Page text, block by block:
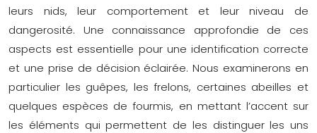
leurs nids, leur comportement et leur niveau de
dangerosité. Une connaissance approfondie de ces
aspects est essentielle pour une identification correcte
et une prise de décision éclairée. Nous examinerons en
particulier les guêpes, les frelons, certaines abeilles et
quelques espèces de fourmis, en mettant l’accent sur
les éléments qui permettent de les distinguer les uns